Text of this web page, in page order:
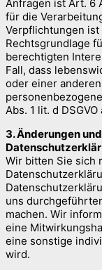
Anfragen ist Art. 6
für die
Verpflichtungen ist
Rechtsgrundlage
berechtigten
Fall, dass
oder einer
Abs. 1 lit. d
3. Änderungen
Wir bitten Sie sich
uns
machen. Wir
eine
eine sonstige
wird.